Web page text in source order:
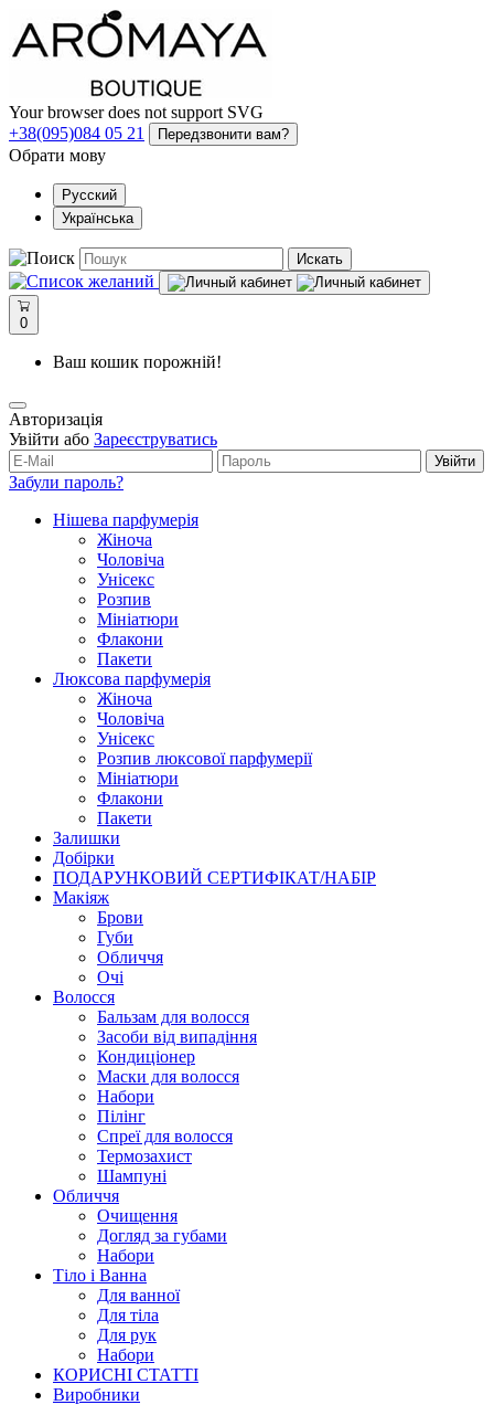
Your browser does not support SVG
+38(095)084 05 21
Передзвонити вам?
Обрати мову
Русский
Українська
Искать
0
Ваш кошик порожній!
Авторизація
Увійти або Зареєструватись
Увійти
Забули пароль?
Нішева парфумерія
Жіноча
Чоловіча
Унісекс
Розпив
Мініатюри
Флакони
Пакети
Люксова парфумерія
Жіноча
Чоловіча
Унісекс
Розпив люксової парфумерії
Мініатюри
Флакони
Пакети
Залишки
Добірки
ПОДАРУНКОВИЙ СЕРТИФІКАТ/НАБІР
Макіяж
Брови
Губи
Обличчя
Очі
Волосся
Бальзам для волосся
Засоби від випадіння
Кондиціонер
Маски для волосся
Набори
Пілінг
Спреї для волосся
Термозахист
Шампуні
Обличчя
Очищення
Догляд за губами
Набори
Тіло і Ванна
Для ванної
Для тіла
Для рук
Набори
КОРИСНІ СТАТТІ
Виробники